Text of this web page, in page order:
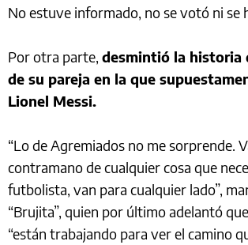
No estuve informado, no se votó ni se
Por otra parte, desmintió la historia
de su pareja en la que
Lionel Messi.
“Lo de Agremiados no me sorprende.
contramano de cualquier cosa que
futbolista, van para cualquier lado”,
“Brujita”, quien por último adelantó
“están trabajando para ver el camino